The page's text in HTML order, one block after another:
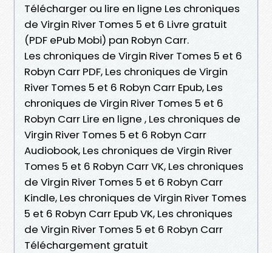
Télécharger ou lire en ligne Les chroniques
de Virgin River Tomes 5 et 6 Livre gratuit
(PDF ePub Mobi) pan Robyn Carr.
Les chroniques de Virgin River Tomes 5 et 6
Robyn Carr PDF, Les chroniques de Virgin
River Tomes 5 et 6 Robyn Carr Epub, Les
chroniques de Virgin River Tomes 5 et 6
Robyn Carr Lire en ligne , Les chroniques de
Virgin River Tomes 5 et 6 Robyn Carr
Audiobook, Les chroniques de Virgin River
Tomes 5 et 6 Robyn Carr VK, Les chroniques
de Virgin River Tomes 5 et 6 Robyn Carr
Kindle, Les chroniques de Virgin River Tomes
5 et 6 Robyn Carr Epub VK, Les chroniques
de Virgin River Tomes 5 et 6 Robyn Carr
Téléchargement gratuit